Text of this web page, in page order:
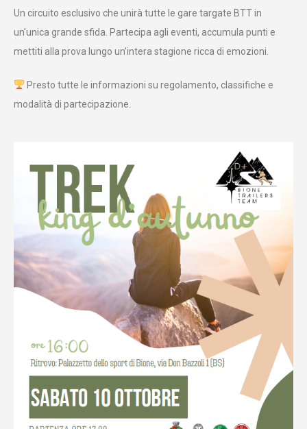
Un circuito esclusivo che unirà tutte le gare targate BTT in
un’unica grande sfida. Partecipa agli eventi, accumula punti e
mettiti alla prova lungo un’intera stagione ricca di emozioni.
Presto tutte le informazioni su regolamento, classifiche e
modalità di partecipazione.